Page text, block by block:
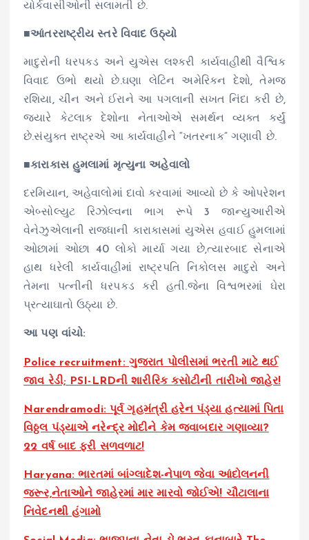
યોર્કવાસીઓની સલામતી છે.
■આંતરરાષ્ટ્રીય સ્તરે વિવાદ ઉઠ્યો
માદુરોની ધરપકડ અને યુએસ લશ્કરી કાર્યવાહીથી વૈશ્વિક
વિવાદ ઉભો થયો છે.ઘણા લેટિન અમેરિકન દેશો, તેમજ
રશિયા, ચીન અને ઈરાને આ પગલાની સખત નિંદા કરી છે,
જ્યારે કેટલાક દેશોના નેતાઓએ સમર્થન વ્યક્ત કર્યું
છે.સંયુક્ત રાષ્ટ્રએ આ કાર્યવાહીને “ખતરનાક” ગણાવી છે.
■કારાકાસ હુમલામાં મૃત્યુના અહેવાલો
દરમિયાન, અહેવાલોમાં દાવો કરવામાં આવ્યો છે કે ઓપરેશન
એબ્સોલ્યુટ રિઝોલ્વના ભાગ રૂપે 3 જાન્યુઆરીએ
વેનેઝુએલાની રાજધાની કારાકાસમાં યુએસ હવાઈ હુમલામાં
ઓછામાં ઓછા 40 લોકો માર્યા ગયા છે,ત્યારબાદ સેનાએ
હાથ ધરેલી કાર્યવાહીમાં રાષ્ટ્રપતિ નિકોલસ માદુરો અને
તેમના પત્નીની ધરપકડ કરી હતી.જેના વિશ્વભરમાં ઘેરા
પ્રત્યાઘાતો ઉઠ્યા છે.
આ પણ વાંચો:
Police recruitment: ગુજરાત પોલીસમાં ભરતી માટે થઈ
જાવ રેડી; PSI-LRDની શારીરિક કસોટીની તારીખો જાહેર!
Narendramodi: પૂર્વ ગૃહમંત્રી હરેન પંડ્યા હત્યામાં પિતા
વિઠ્ઠલ પંડ્યાએ નરેન્દ્ર મોદીને કેમ જવાબદાર ગણાવ્યા?
22 વર્ષ બાદ ફરી સળવળાટ!
Haryana: ભારતમાં બાંગ્લાદેશ-નેપાળ જેવા આંદોલનની
જરૂર,નેતાઓને જાહેરમાં માર મારવો જોઈએ! ચૌટાલાના
નિવેદનથી હંગામો